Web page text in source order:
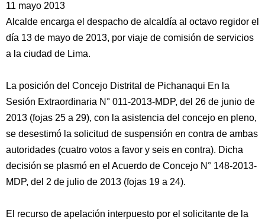
11 mayo 2013
Alcalde encarga el despacho de alcaldía al octavo regidor el
día 13 de mayo de 2013, por viaje de comisión de servicios
a la ciudad de Lima.
La posición del Concejo Distrital de Pichanaqui En la
Sesión Extraordinaria N° 011-2013-MDP, del 26 de junio de
2013 (fojas 25 a 29), con la asistencia del concejo en pleno,
se desestimó la solicitud de suspensión en contra de ambas
autoridades (cuatro votos a favor y seis en contra). Dicha
decisión se plasmó en el Acuerdo de Concejo N° 148-2013-
MDP, del 2 de julio de 2013 (fojas 19 a 24).
El recurso de apelación interpuesto por el solicitante de la